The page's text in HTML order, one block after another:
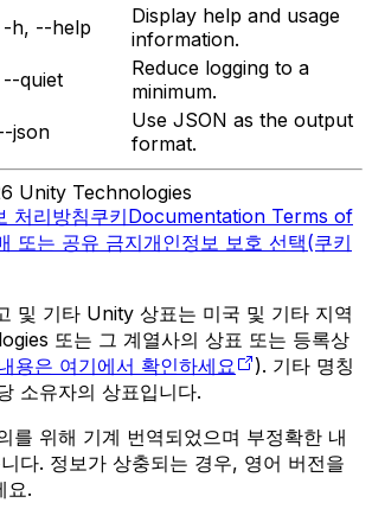
-h, --help
Display help and usage
information.
quiet
Reduce logging to a
minimum.
json
Use JSON as the output
format.
Unity Technologies
처리방침쿠키Documentation Terms of
또는 공유 금지개인정보 보호 선택(쿠키
및 기타 Unity 상표는 미국 및 기타 지역
또는 그 계열사의 상표 또는 등록상
용은 여기에서 확인하세요
). 기타 명칭
소유자의 상표입니다.
를 위해 기계 번역되었으며 부정확한 내
다. 정보가 상충되는 경우, 영어 버전을
요.